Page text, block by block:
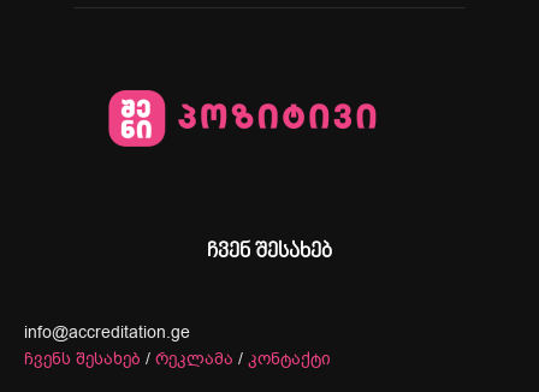
ჩვენ შესახებ
info@accreditation.ge
ჩვენს შესახებ / რეკლამა / კონტაქტი